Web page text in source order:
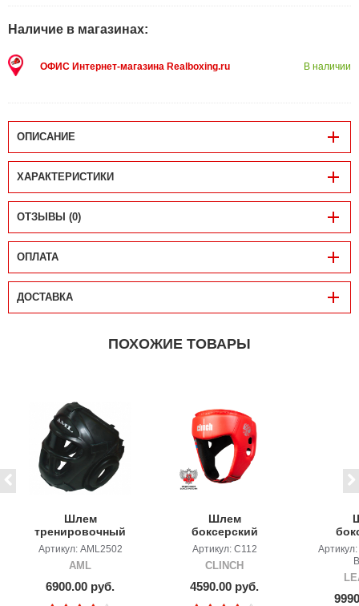
Наличие в магазинах:
ОФИС Интернет-магазина Realboxing.ru В наличии
ОПИСАНИЕ
ХАРАКТЕРИСТИКИ
ОТЗЫВЫ (0)
ОПЛАТА
ДОСТАВКА
ПОХОЖИЕ ТОВАРЫ
Шлем
тренировочный
AML с маской
Артикул: AML2502
AML
6900.00 руб.
Шлем
боксерский
Clinch Olimp
Артикул: C112
CLINCH
4590.00 руб.